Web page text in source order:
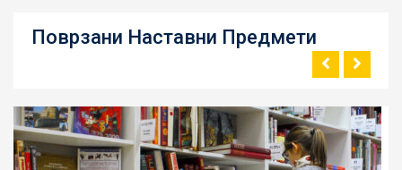
Поврзани Наставни Предмети